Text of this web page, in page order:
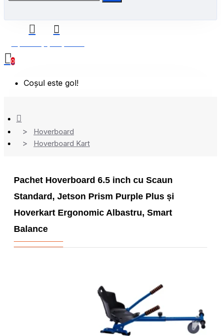
0
Coșul este gol!
Hoverboard
Hoverboard Kart
Pachet Hoverboard 6.5 inch cu Scaun
Standard, Jetson Prism Purple Plus și
Hoverkart Ergonomic Albastru, Smart
Balance